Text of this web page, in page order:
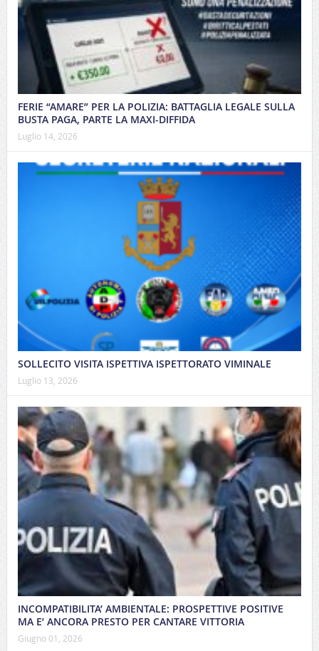
FERIE “AMARE” PER LA POLIZIA: BATTAGLIA LEGALE SULLA
BUSTA PAGA, PARTE LA MAXI-DIFFIDA
Luglio 14, 2026
SOLLECITO VISITA ISPETTIVA ISPETTORATO VIMINALE
Luglio 13, 2026
INCOMPATIBILITA’ AMBIENTALE: PROSPETTIVE POSITIVE
MA E’ ANCORA PRESTO PER CANTARE VITTORIA
Giugno 01, 2026